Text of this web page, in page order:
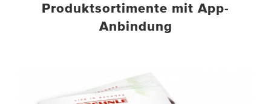
Produktsortimente mit App-
Anbindung